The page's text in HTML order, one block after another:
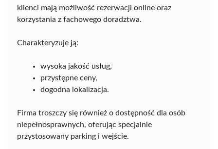
klienci mają możliwość rezerwacji online oraz
korzystania z fachowego doradztwa.
Charakteryzuje ją:
wysoka jakość usług,
przystępne ceny,
dogodna lokalizacja.
Firma troszczy się również o dostępność dla osób
niepełnosprawnych, oferując specjalnie
przystosowany parking i wejście.